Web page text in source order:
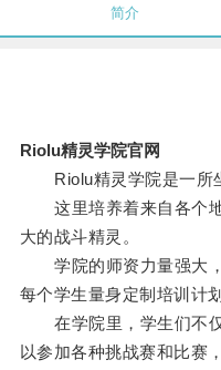
简介
Riolu精灵学院官网
Riolu精灵学院是一所坐
这里培养着来自各个地
大的战斗精灵。
学院的师资力量强大，
每个学生量身定制培训计划
在学院里，学生们不仅
以参加各种挑战赛和比赛